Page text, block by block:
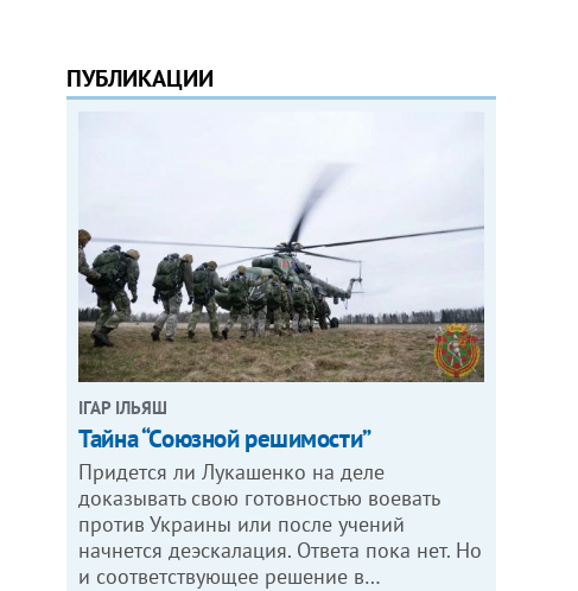
ПУБЛИКАЦИИ
ІГАР ІЛЬЯШ
Тайна “Союзной решимости”
Придется ли Лукашенко на деле
доказывать свою готовностью воевать
против Украины или после учений
начнется деэскалация. Ответа пока нет. Но
и соответствующее решение в…